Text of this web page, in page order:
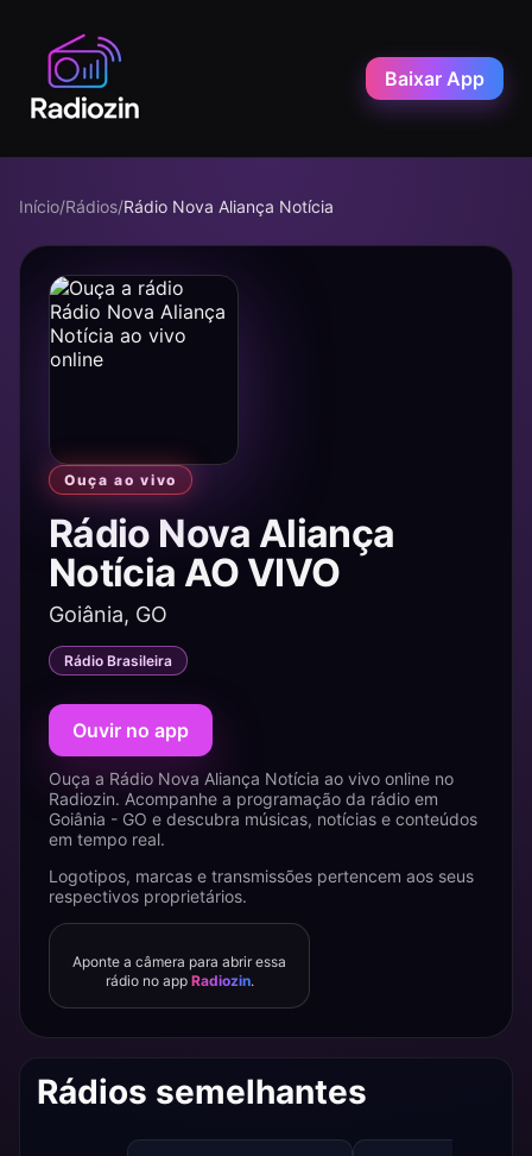
Baixar App
Início/Rádios/Rádio Nova Aliança Notícia
Ouça ao vivo
Rádio Nova Aliança
Notícia AO VIVO
Goiânia, GO
Rádio Brasileira
Ouvir no app
Ouça a Rádio Nova Aliança Notícia ao vivo online no
Radiozin. Acompanhe a programação da rádio em
Goiânia - GO e descubra músicas, notícias e conteúdos
em tempo real.
Logotipos, marcas e transmissões pertencem aos seus
respectivos proprietários.
Aponte a câmera para abrir essa
rádio no app Radiozin.
Rádios semelhantes